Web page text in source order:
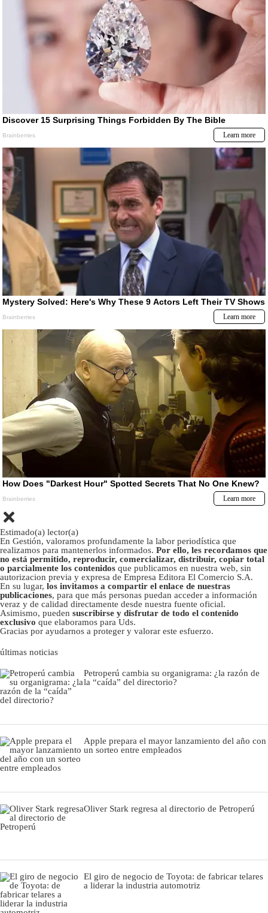
Estimado(a) lector(a)
En Gestión, valoramos profundamente la labor periodística que
realizamos para mantenerlos informados. Por ello, les recordamos que
no está permitido, reproducir, comercializar, distribuir, copiar total
o parcialmente los contenidos que publicamos en nuestra web, sin
autorizacion previa y expresa de Empresa Editora El Comercio S.A.
En su lugar, los invitamos a compartir el enlace de nuestras
publicaciones, para que más personas puedan acceder a información
veraz y de calidad directamente desde nuestra fuente oficial.
Asimismo, pueden suscribirse y disfrutar de todo el contenido
exclusivo que elaboramos para Uds.
Gracias por ayudarnos a proteger y valorar este esfuerzo.
últimas noticias
Petroperú cambia su organigrama: ¿la razón de
la “caída” del directorio?
Apple prepara el mayor lanzamiento del año con
un sorteo entre empleados
Oliver Stark regresa al directorio de Petroperú
El giro de negocio de Toyota: de fabricar telares
a liderar la industria automotriz